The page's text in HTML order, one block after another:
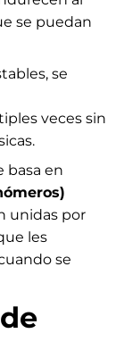
se puedan
se
veces sin
basa en
unidas por
les
se